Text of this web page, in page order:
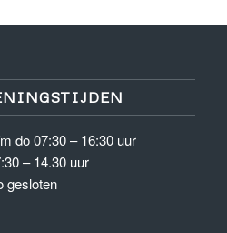
do 07:30 – 16:30 uur
– 14.30 uur
gesloten